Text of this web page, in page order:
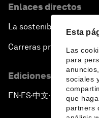
Esta
Las
para
sociales
que
partners
Enlaces directos
La sostenibilidad en el
Carreras profesionales
Ediciones en otros
EN ▪ES▪中文▪ 日本語